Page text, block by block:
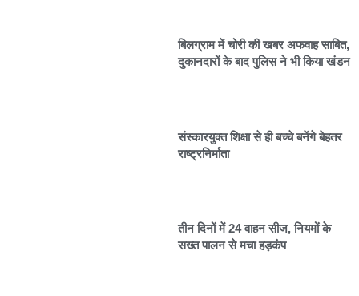
बिलग्राम में चोरी की खबर अफवाह साबित,
दुकानदारों के बाद पुलिस ने भी किया खंडन
संस्कारयुक्त शिक्षा से ही बच्चे बनेंगे बेहतर
राष्ट्रनिर्माता
तीन दिनों में 24 वाहन सीज, नियमों के
सख्त पालन से मचा हड़कंप